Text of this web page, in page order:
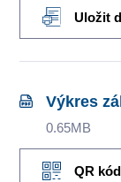
Uložit
Výkres
0.65MB
QR kód